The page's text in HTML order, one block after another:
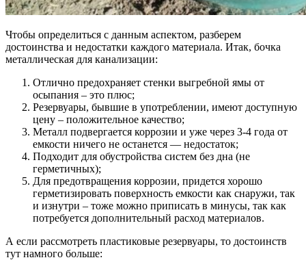
Чтобы определиться с данным аспектом, разберем
достоинства и недостатки каждого материала. Итак, бочка
металлическая для канализации:
Отлично предохраняет стенки выгребной ямы от
осыпания – это плюс;
Резервуары, бывшие в употреблении, имеют доступную
цену – положительное качество;
Металл подвергается коррозии и уже через 3-4 года от
емкости ничего не останется — недостаток;
Подходит для обустройства систем без дна (не
герметичных);
Для предотвращения коррозии, придется хорошо
герметизировать поверхность емкости как снаружи, так
и изнутри – тоже можно приписать в минусы, так как
потребуется дополнительный расход материалов.
А если рассмотреть пластиковые резервуары, то достоинств
тут намного больше: